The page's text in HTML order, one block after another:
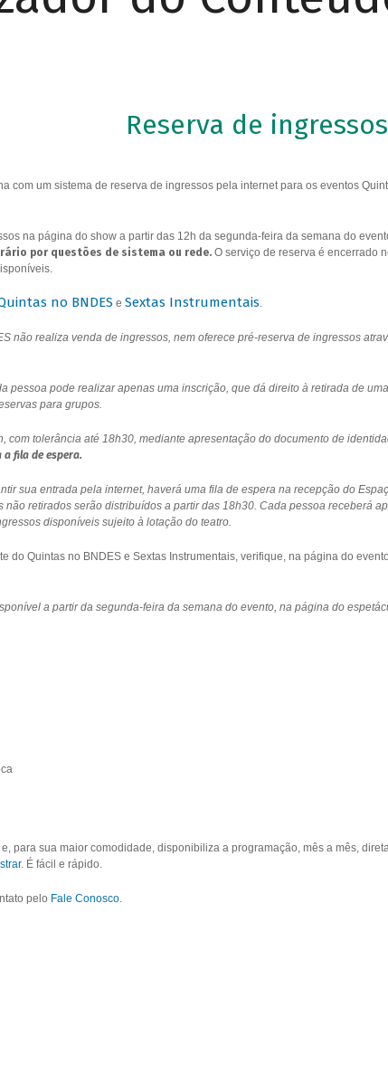
Reserva de ingressos
com um sistema de reserva de ingressos pela internet para os eventos
na página do show a partir das 12h da segunda-feira da semana do
por questões de sistema ou rede.O serviço de reserva é encerrado
no BNDES e Sextas Instrumentais.
não realiza venda de ingressos, nem oferece pré-reserva de ingressos
pessoa pode realizar apenas uma inscrição, que dá direito à retirada de
para grupos.
com tolerância até 18h30, mediante apresentação do documento de
fila de espera.
sua entrada pela internet, haverá uma fila de espera na recepção do
não retirados serão distribuídos a partir das 18h30. Cada pessoa receberá
disponíveis sujeito à lotação do teatro.
do Quintas no BNDES e Sextas Instrumentais, verifique, na página do
a partir da segunda-feira da semana do evento, na página do
para sua maior comodidade, disponibiliza a programação, mês a mês,
. É fácil e rápido.
pelo Fale Conosco.